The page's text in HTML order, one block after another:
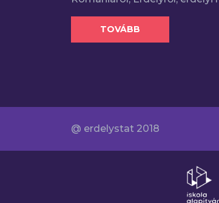
TOVÁBB
@ erdelystat 2018